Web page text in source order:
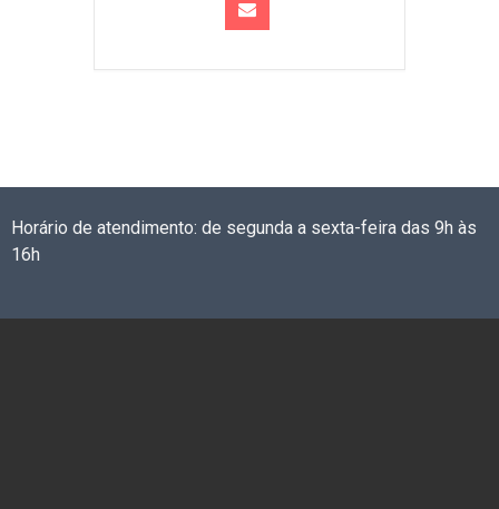
Horário de atendimento: de segunda a sexta-feira das 9h às
16h